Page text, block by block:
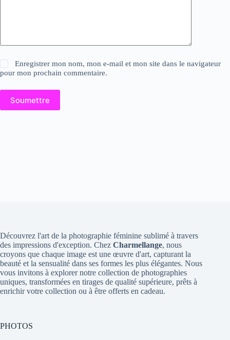
Enregistrer mon nom, mon e-mail et mon site dans le navigateur
pour mon prochain commentaire.
Soumettre
Découvrez l'art de la photographie féminine sublimé à travers
des impressions d'exception. Chez Charmellange, nous
croyons que chaque image est une œuvre d'art, capturant la
beauté et la sensualité dans ses formes les plus élégantes. Nous
vous invitons à explorer notre collection de photographies
uniques, transformées en tirages de qualité supérieure, prêts à
enrichir votre collection ou à être offerts en cadeau.
PHOTOS